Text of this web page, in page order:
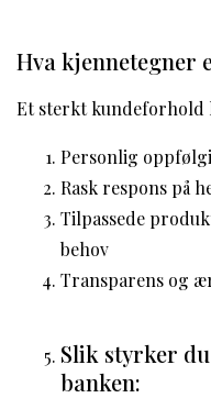
Hva kjennetegner
Et sterkt kundeforhold
Personlig
Rask respons på
Tilpassede
behov
Transparens og
Slik styrker
banken: